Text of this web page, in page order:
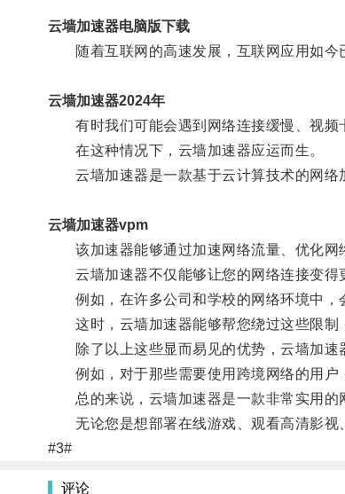
云墙加速器电脑版下载
随着互联网的高速发展，互联网应用如今
云墙加速器2024年
有时我们可能会遇到网络连接缓慢、视频
在这种情况下，云墙加速器应运而生。
云墙加速器是一款基于云计算技术的网络
云墙加速器vpm
该加速器能够通过加速网络流量、优化网
云墙加速器不仅能够让您的网络连接变得
例如，在许多公司和学校的网络环境中，
这时，云墙加速器能够帮您绕过这些限制
除了以上这些显而易见的优势，云墙加速
例如，对于那些需要使用跨境网络的用户
总的来说，云墙加速器是一款非常实用的
无论您是想部署在线游戏、观看高清影视
#3#
评论